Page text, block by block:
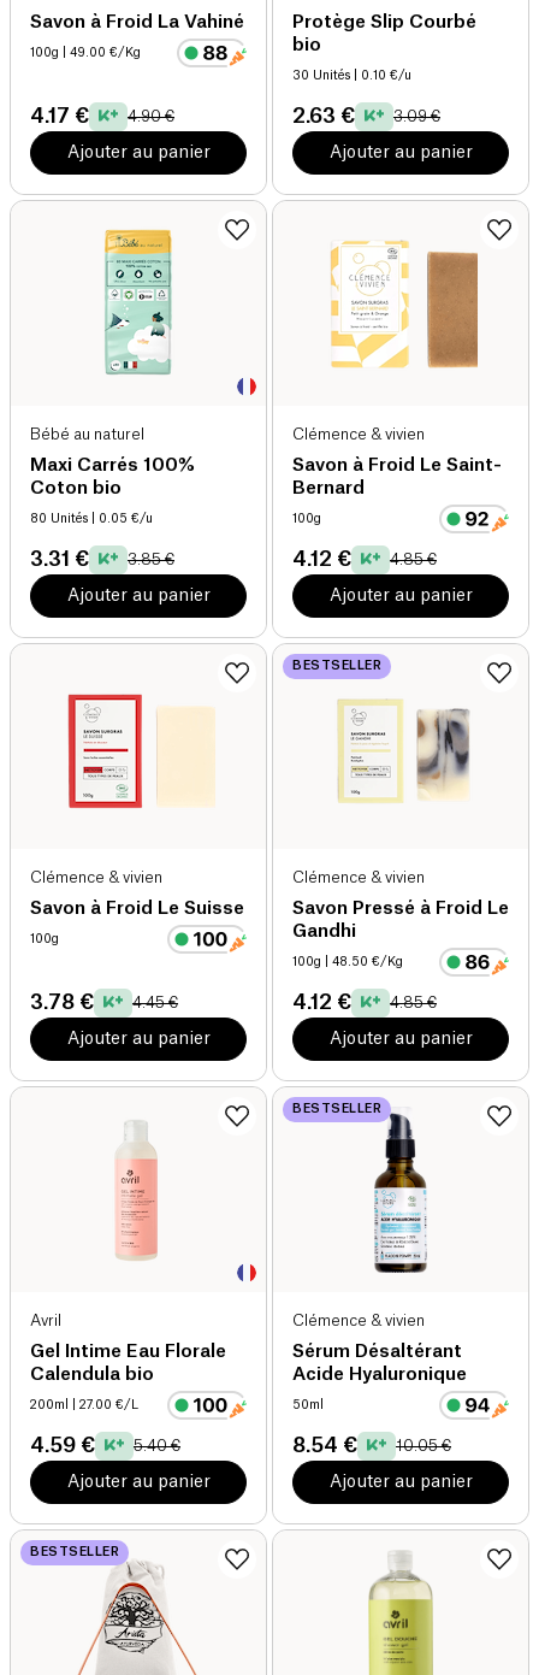
Savon à Froid La Vahiné
100g | 49.00 €/Kg
4.17 € 4.90 €
Ajouter au panier
Protège Slip Courbé
bio
30 Unités | 0.10 €/u
2.63 € 3.09 €
Ajouter au panier
Bébé au naturel
Maxi Carrés 100%
Coton bio
80 Unités | 0.05 €/u
3.31 € 3.85 €
Ajouter au panier
Clémence & vivien
Savon à Froid Le Saint-
Bernard
100g
4.12 € 4.85 €
Ajouter au panier
Clémence & vivien
Savon à Froid Le Suisse
100g
3.78 € 4.45 €
Ajouter au panier
BESTSELLER
Clémence & vivien
Savon Pressé à Froid Le
Gandhi
100g | 48.50 €/Kg
4.12 € 4.85 €
Ajouter au panier
Avril
Gel Intime Eau Florale
Calendula bio
200ml | 27.00 €/L
4.59 € 5.40 €
Ajouter au panier
BESTSELLER
Clémence & vivien
Sérum Désaltérant
Acide Hyaluronique
50ml
8.54 € 10.05 €
Ajouter au panier
BESTSELLER